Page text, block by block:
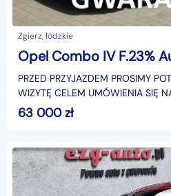
Zgierz, łódzkie
PRZED PRZYJAZDEM PROSIMY
WIZYTĘ CELEM UMÓWIENIA SIĘ
BEZPIECZNE OGLĘDZINY..Bardzo
Faktura VAT 23%Sa
63 000zł